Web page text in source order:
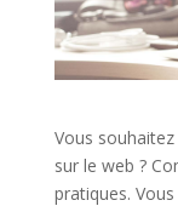
Vous
sur le web ?
pratiques.